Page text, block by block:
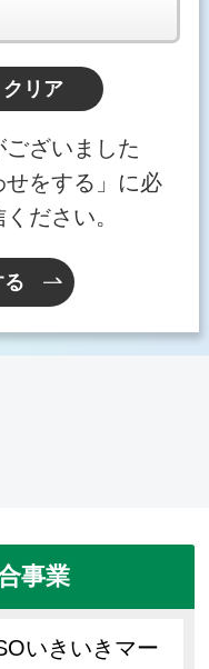
ざいました
せをする」に必
ださい。
事業
いきいきマー